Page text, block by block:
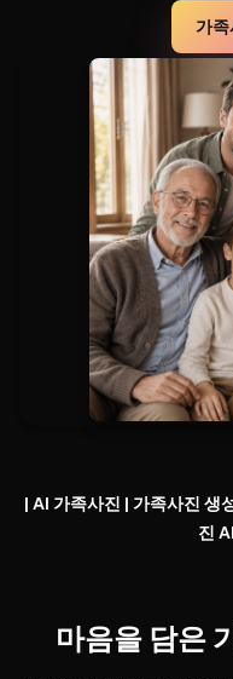
가족
| AI 가족사진 | 가족사진 생
진
마음을 담은